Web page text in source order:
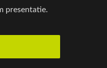
presentatie.